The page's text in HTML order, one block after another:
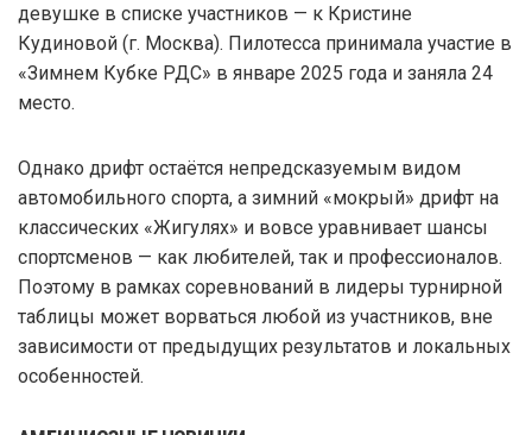
девушке в списке участников — к Кристине
Кудиновой (г. Москва). Пилотесса принимала участие в
«Зимнем Кубке РДС» в январе 2025 года и заняла 24
место.
Однако дрифт остаётся непредсказуемым видом
автомобильного спорта, а зимний «мокрый» дрифт на
классических «Жигулях» и вовсе уравнивает шансы
спортсменов — как любителей, так и профессионалов.
Поэтому в рамках соревнований в лидеры турнирной
таблицы может ворваться любой из участников, вне
зависимости от предыдущих результатов и локальных
особенностей.